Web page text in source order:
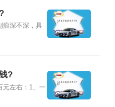
痕深不深，具
?
元左右：1、一